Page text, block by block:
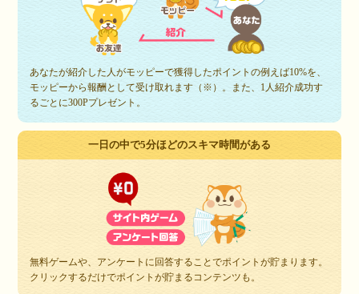
あなたが紹介した人がモッピーで獲得したポイントの例えば10%を、
モッピーから報酬として受け取れます（※）。また、1人紹介成功す
るごとに300Pプレゼント。
一日の中で5分ほどのスキマ時間がある
無料ゲームや、アンケートに回答することでポイントが貯まります。
クリックするだけでポイントが貯まるコンテンツも。